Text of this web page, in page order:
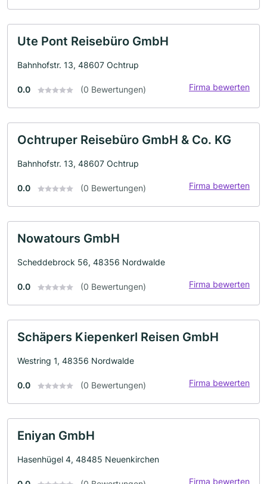
Ute Pont Reisebüro GmbH
Bahnhofstr. 13, 48607 Ochtrup
0.0 (0 Bewertungen) Firma bewerten
Ochtruper Reisebüro GmbH & Co. KG
Bahnhofstr. 13, 48607 Ochtrup
0.0 (0 Bewertungen) Firma bewerten
Nowatours GmbH
Scheddebrock 56, 48356 Nordwalde
0.0 (0 Bewertungen) Firma bewerten
Schäpers Kiepenkerl Reisen GmbH
Westring 1, 48356 Nordwalde
0.0 (0 Bewertungen) Firma bewerten
Eniyan GmbH
Hasenhügel 4, 48485 Neuenkirchen
Firma bewerten